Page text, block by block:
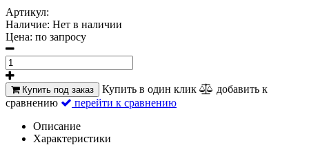
Артикул:
Наличие: Нет в наличии
Цена: по запросу
Купить под заказ Купить в один клик
добавить к
сравнению
перейти к сравнению
Описание
Характеристики